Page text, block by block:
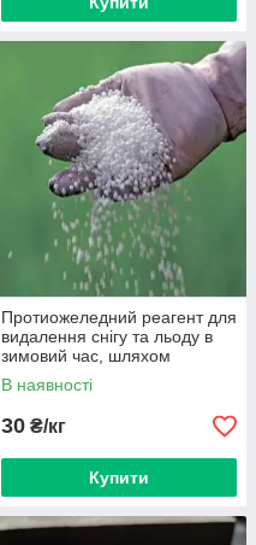
Протиожеледний реагент для
видалення снігу та льоду в
зимовий час, шляхом
штучного танення.
В наявності
30 ₴/кг
Купити